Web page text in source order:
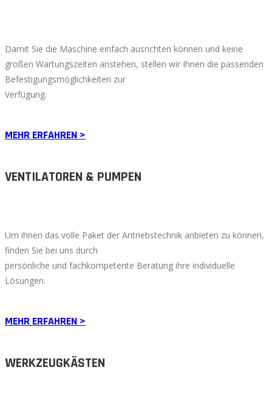
Damit Sie die Maschine einfach ausrichten können und keine
großen Wartungszeiten anstehen, stellen wir Ihnen die passenden
Befestigungsmöglichkeiten zur
Verfügung.
MEHR ERFAHREN >
VENTILATOREN & PUMPEN
Um ihnen das volle Paket der Antriebstechnik anbieten zu können,
finden Sie bei uns durch
persönliche und fachkompetente Beratung ihre individuelle
Lösungen.
MEHR ERFAHREN >
WERKZEUGKÄSTEN